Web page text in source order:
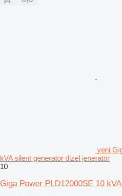
yeni
kVA silent generator dizel jeneratör
10
Giga Power PLD12000SE 10